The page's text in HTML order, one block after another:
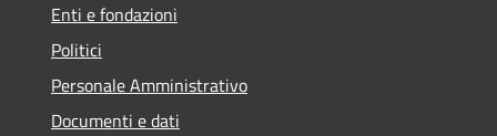
Enti e fondazioni
Politici
Personale Amministrativo
Documenti e dati